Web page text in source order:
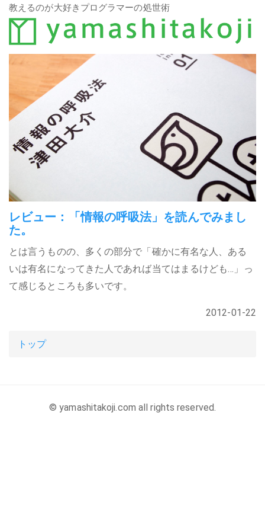
教えるのが大好きプログラマーの処世術
レビュー：「情報の呼吸法」を読んでみまし
た。
とは言うものの、多くの部分で「確かに有名な人、ある
いは有名になってきた人であれば当てはまるけども…」っ
て感じるところも多いです。
2012-01-22
トップ
© yamashitakoji.com all rights reserved.